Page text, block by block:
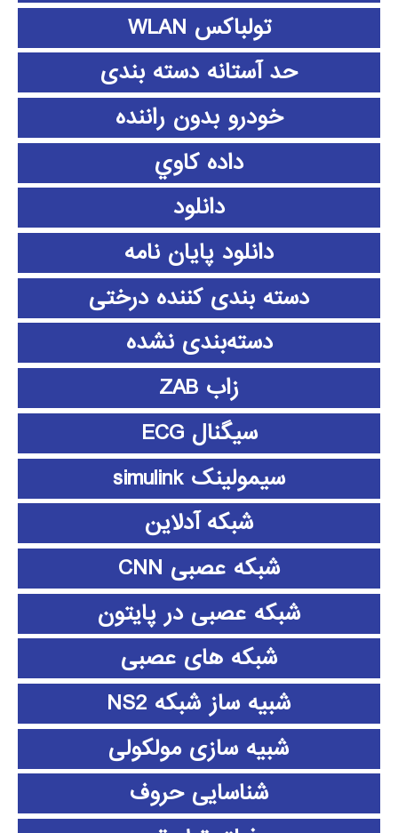
تولباکس WLAN
حد آستانه دسته بندی
خودرو بدون راننده
داده كاوي
دانلود
دانلود پايان نامه
دسته بندی کننده درختی
دسته‌بندی نشده
زاب ZAB
سیگنال ECG
سیمولینک simulink
شبکه آدلاین
شبکه عصبی CNN
شبکه عصبی در پایتون
شبکه های عصبی
شبیه ساز شبکه NS2
شبیه سازی مولکولی
شناسایی حروف